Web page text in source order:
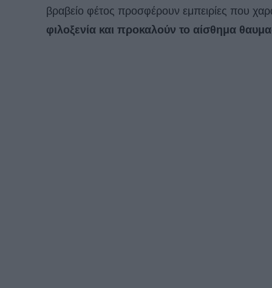
βραβείο φέτος προσφέρουν εμπειρίες που
φιλοξενία και προκαλούν το αίσθημα